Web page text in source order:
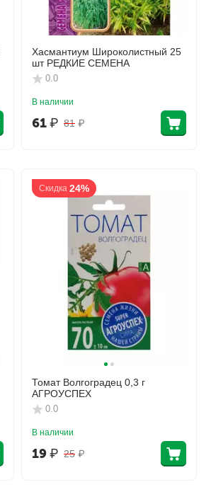
Хасмантиум Широколистный 25
шт РЕДКИЕ СЕМЕНА
0.0
В наличии
81 ₽
61 ₽
Скидка 24%
Томат Волгоградец 0,3 г
АГРОУСПЕХ
0.0
В наличии
25 ₽
19 ₽